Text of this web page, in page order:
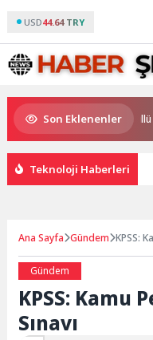
USD44.64 TRY
Son Eklenenler
Altın Portakal ödüllü
Teknoloji Haberleri
Ana Sayfa Gündem KPSS:
Gündem
KPSS: Kamu
Sınavı